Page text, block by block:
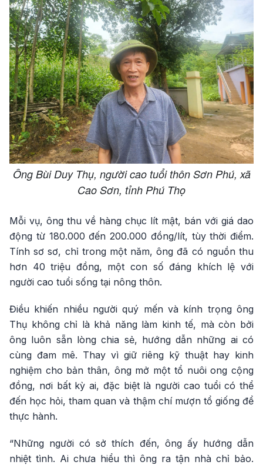
Ông Bùi Duy Thụ, người cao tuổi thôn Sơn Phú, xã
Cao Sơn, tỉnh Phú Thọ
Mỗi vụ, ông thu về hàng chục lít mật, bán với giá dao
động từ 180.000 đến 200.000 đồng/lít, tùy thời điểm.
Tính sơ sơ, chỉ trong một năm, ông đã có nguồn thu
hơn 40 triệu đồng, một con số đáng khích lệ với
người cao tuổi sống tại nông thôn.
Điều khiến nhiều người quý mến và kính trọng ông
Thụ không chỉ là khả năng làm kinh tế, mà còn bởi
ông luôn sẵn lòng chia sẻ, hướng dẫn những ai có
cùng đam mê. Thay vì giữ riêng kỹ thuật hay kinh
nghiệm cho bản thân, ông mở một tổ nuôi ong cộng
đồng, nơi bất kỳ ai, đặc biệt là người cao tuổi có thể
đến học hỏi, tham quan và thậm chí mượn tổ giống để
thực hành.
“Những người có sở thích đến, ông ấy hướng dẫn
nhiệt tình. Ai chưa hiểu thì ông ra tận nhà chỉ bảo.